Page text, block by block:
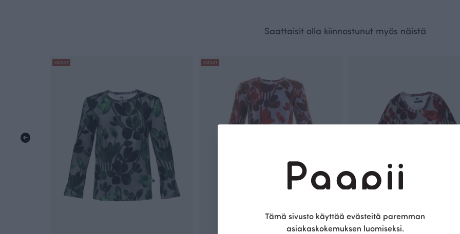
Saattaisit olla kiinnostunut myös näistä
OUTLET OUTLET
Tämä sivusto käyttää evästeitä paremman
asiakaskokemuksen luomiseksi.